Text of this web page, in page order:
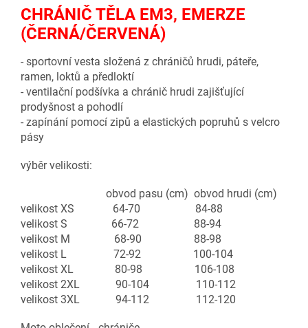
CHRÁNIČ TĚLA EM3, EMERZE
(ČERNÁ/ČERVENÁ)
- sportovní vesta složená z chráničů hrudi, páteře,
ramen, loktů a předloktí
- ventilační podšívka a chránič hrudi zajišťující
prodyšnost a pohodlí
- zapínání pomocí zipů a elastických popruhů s velcro
pásy
výběr velikosti:
obvod pasu (cm) obvod hrudi (cm)
velikost XS 64-70 84-88
velikost S 66-72 88-94
velikost M 68-90 88-98
velikost L 72-92 100-104
velikost XL 80-98 106-108
velikost 2XL 90-104 110-112
velikost 3XL 94-112 112-120